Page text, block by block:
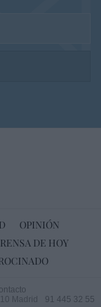
OPINIÓN
DE HOY
Madrid
91 445 32 55